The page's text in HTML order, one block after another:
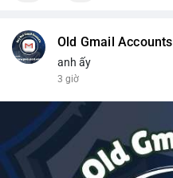
Old Gmail Accounts
anh ấy
3 giờ